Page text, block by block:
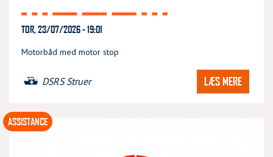
TOR, 23/07/2026 - 19:01
Motorbåd med motor stop
DSRS Struer LÆS MERE
ASSISTANCE